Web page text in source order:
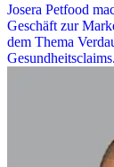
Josera Petfood
Geschäft zur
dem Thema
Gesundheitsclaims.